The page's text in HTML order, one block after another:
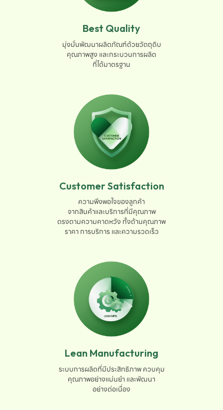
Best Quality
มุ่งมั่นพัฒนาผลิตภัณฑ์ด้วยวัตถุดิบ
คุณภาพสูง และกระบวนการผลิต
ที่ได้มาตรฐาน
Customer Satisfaction
ความพึงพอใจของลูกค้า
จากสินค้าและบริการที่มีคุณภาพ
ตรงตามความคาดหวัง ทั้งด้านคุณภาพ
ราคา การบริการ และความรวดเร็ว
Lean Manufacturing
ระบบการผลิตที่มีประสิทธิภาพ ควบคุม
คุณภาพอย่างแม่นยำ และพัฒนา
อย่างต่อเนื่อง